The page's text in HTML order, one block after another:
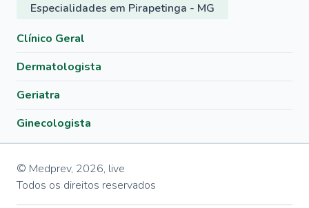
Especialidades em Pirapetinga - MG
Clínico Geral
Dermatologista
Geriatra
Ginecologista
© Medprev, 2026, live
Todos os direitos reservados